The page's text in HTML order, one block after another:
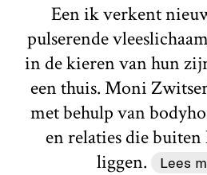
Een ik verkent
pulserende
in de kieren van hun
een thuis. Moni
met behulp van
en relaties die
liggen.
Lees